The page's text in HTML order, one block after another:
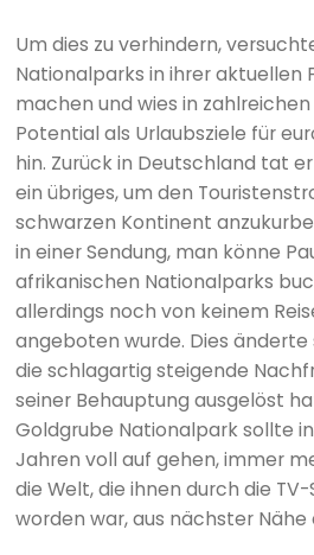
Um dies zu verhindern,
Nationalparks in ihrer aktuellen
machen und wies in
Potential als Urlaubsziele für
hin. Zurück in Deutschland tat
ein übriges, um den
schwarzen Kontinent
in einer Sendung, man könne
afrikanischen Nationalparks
allerdings noch von keinem
angeboten wurde. Dies
die schlagartig steigende
seiner Behauptung ausgelöst
Goldgrube Nationalpark sollte
Jahren voll auf gehen, immer
die Welt, die ihnen durch die
worden war, aus nächster Nähe